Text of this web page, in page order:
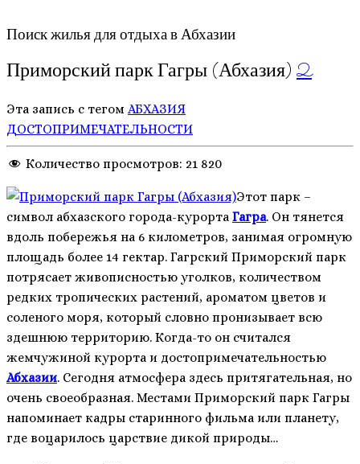
Поиск жилья для отдыха в Абхазии
Приморский парк Гагры (Абхазия) 2
Эта запись с тегом АБХАЗИЯ
ДОСТОПРИМЕЧАТЕЛЬНОСТИ
Количество просмотров: 21 820
Этот парк –
символ абхазского города-курорта Гагра. Он тянется
вдоль побережья на 6 километров, занимая огромную
площадь более 14 гектар. Гагрский Приморский парк
потрясает живописностью уголков, количеством
редких тропических растений, ароматом цветов и
соленого моря, который словно пронизывает всю
здешнюю территорию. Когда-то он считался
жемчужиной курорта и достопримечательностью
Абхазии. Сегодня атмосфера здесь притягательная, но
очень своеобразная. Местами Приморский парк Гагры
напоминает кадры старинного фильма или планету,
где воцарилось царствие дикой природы…